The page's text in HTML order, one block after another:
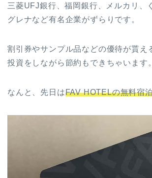
三菱UFJ銀行、福岡銀行、メルカリ、
グレナなど有名企業がずらりです。
割引券やサンプル品などの優待が貰え
投資をしながら節約もできちゃいます。
なんと、先日はFAV HOTELの無料宿